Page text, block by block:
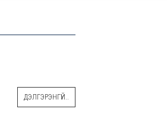
ДЭЛГЭРЭНГҮЙ..